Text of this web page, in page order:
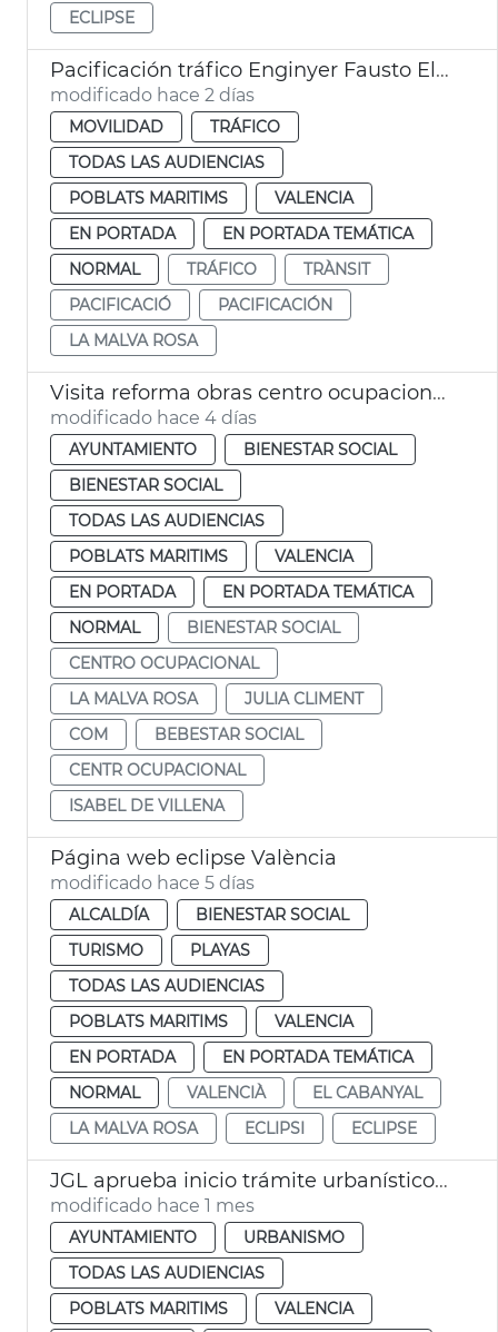
ECLIPSE
Pacificación tráfico Enginyer Fausto Elío València
modificado hace 2 días
MOVILIDAD
TRÁFICO
TODAS LAS AUDIENCIAS
POBLATS MARITIMS
VALENCIA
EN PORTADA
EN PORTADA TEMÁTICA
NORMAL
TRÁFICO
TRÀNSIT
PACIFICACIÓ
PACIFICACIÓN
LA MALVA ROSA
Visita reforma obras centro ocupacional Isabel de Villena
modificado hace 4 días
AYUNTAMIENTO
BIENESTAR SOCIAL
BIENESTAR SOCIAL
TODAS LAS AUDIENCIAS
POBLATS MARITIMS
VALENCIA
EN PORTADA
EN PORTADA TEMÁTICA
NORMAL
BIENESTAR SOCIAL
CENTRO OCUPACIONAL
LA MALVA ROSA
JULIA CLIMENT
COM
BEBESTAR SOCIAL
CENTR OCUPACIONAL
ISABEL DE VILLENA
Página web eclipse València
modificado hace 5 días
ALCALDÍA
BIENESTAR SOCIAL
TURISMO
PLAYAS
TODAS LAS AUDIENCIAS
POBLATS MARITIMS
VALENCIA
EN PORTADA
EN PORTADA TEMÁTICA
NORMAL
VALENCIÀ
EL CABANYAL
LA MALVA ROSA
ECLIPSI ECLIPSE
JGL aprueba inicio trámite urbanístico frente Litoral València
modificado hace 1 mes
AYUNTAMIENTO
URBANISMO
TODAS LAS AUDIENCIAS
POBLATS MARITIMS
VALENCIA